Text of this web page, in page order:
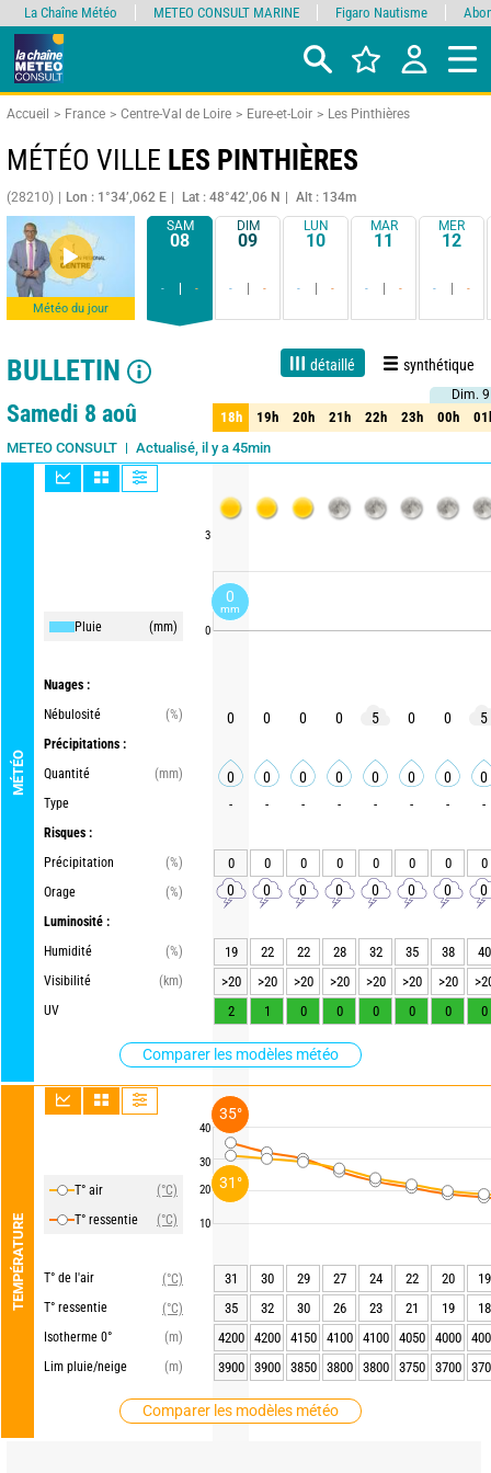
Accueil France Centre-Val de Loire Eure-et-Loir Les Pinthières
MÉTÉO VILLE LES PINTHIÈRES
(28210) Lon : 1°34’,062 E Lat : 48°42’,06 N Alt : 134m
Météo du jour
SAM
08
- -
DIM
09
- -
LUN
10
- -
MAR
11
- -
MER
12
- -
BULLETIN détaillé synthétique
Live 1 jour 3 jours 15 jours Fiabilité 90%
Samedi 8 aoû
METEO CONSULT Actualisé, il y a 45min
MÉTÉO
Pluie (mm)
Nuages :
Nébulosité
(%)
Précipitations :
Quantité
(mm)
Type
Risques :
Précipitation
(%)
Orage
(%)
Luminosité :
Humidité
(%)
Visibilité
(km)
UV
Comparer les modèles météo
TEMPÉRATURE
T° air
(°C)
T° ressentie
(°C)
T° de l'air
(°C)
T° ressentie
(°C)
Isotherme 0°
(m)
Lim pluie/neige
(m)
Comparer les modèles météo
3
0
40
30
20
10
Dim. 9
18h 19h 20h 21h 22h 23h 00h
Dim. 9
18h 19h 20h 21h 22h 23h 00h
0 0 0 0 5 0 0 5
0 0 0 0 0 0 0 0
- - - - - - - -
0 0 0 0 0 0 0 0
0 0 0 0 0 0 0 0
19 22 22 28 32 35 38
40
>20
>20 >20 >20 >20 >20 >20
2
1 0 0 0 0 0 0
31 30 29 27 24 22 20
19
35
32 30 26 23 21 19
18
4200
4200 4150 4100 4100 4050 4000
3900
3900 3850 3800 3800 3750 3700
La Chaîne Météo METEO CONSULT MARINE Figaro Nautisme
0
mm
31°
35°